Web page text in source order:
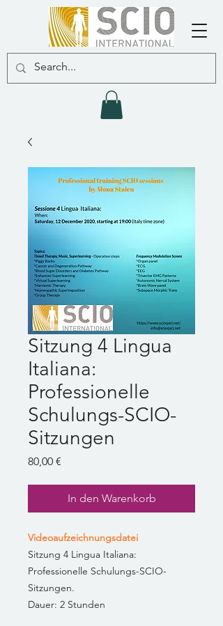
Sitzung 4 Lingua
Italiana:
Professionelle
Schulungs-SCIO-
Sitzungen
80,00 €
In den Warenkorb
Videoaufzeichnungsdatei
Sitzung 4 Lingua Italiana:
Professionelle Schulungs-SCIO-
Sitzungen.
Dauer: 2 Stunden